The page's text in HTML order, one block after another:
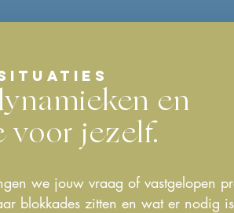
en
voor jezelf.
we jouw vraag of vastgelopen
blokkades zitten en wat er nodig